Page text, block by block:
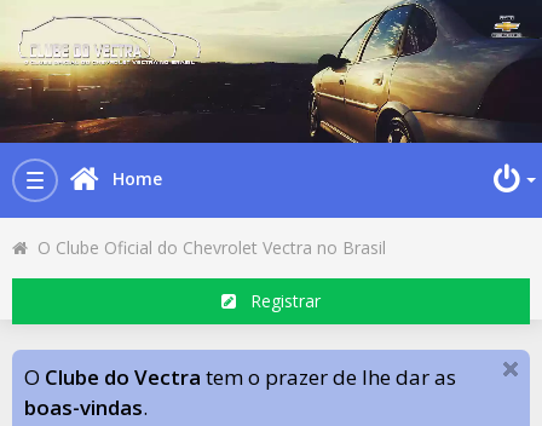
Toggle
navigation
Home
O Clube Oficial do Chevrolet Vectra no Brasil
Registrar
O Clube do Vectra tem o prazer de lhe dar as
boas-vindas.